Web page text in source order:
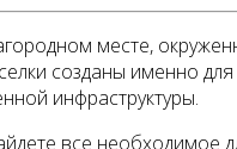
месте,
созданы именно
инфраструктуры.
все